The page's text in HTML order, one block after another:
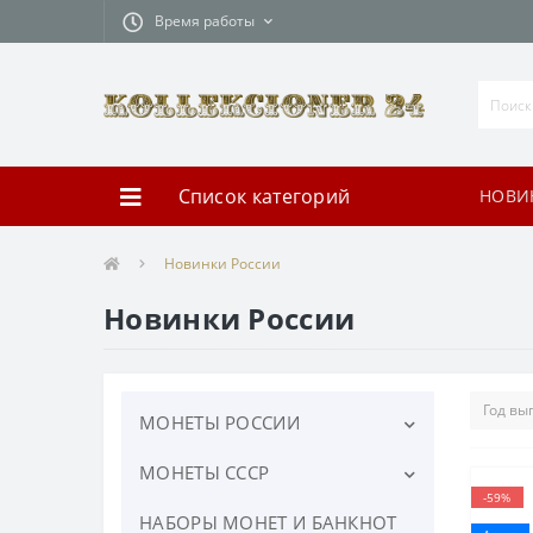
Время работы
Список категорий
Новинки России
Новинки России
МОНЕТЫ РОССИИ
ЮБИЛЕЙНЫЕ МОНЕТЫ
МОНЕТЫ СССР
ЮБИЛЕЙНЫЕ МОНЕТЫ СССР
НАБОРЫ МОНЕТ И БАНКНОТ
-59%